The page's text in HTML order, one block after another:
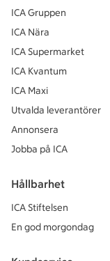
ICA Gruppen
ICA Nära
ICA Supermarket
ICA Kvantum
ICA Maxi
Utvalda leverantörer
Annonsera
Jobba på ICA
Hållbarhet
ICA Stiftelsen
En god morgondag